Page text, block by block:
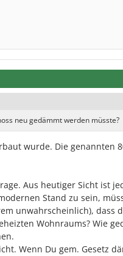
neu gedämmt werden müsste?
wurde. Die genannten
Aus heutiger Sicht ist
Stand zu sein,
unwahrscheinlich), dass
Wohnraums? Wie
Wenn Du gem. Gesetz